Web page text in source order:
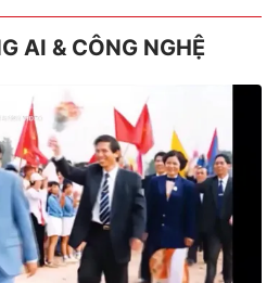
AI & CÔNG NGHỆ